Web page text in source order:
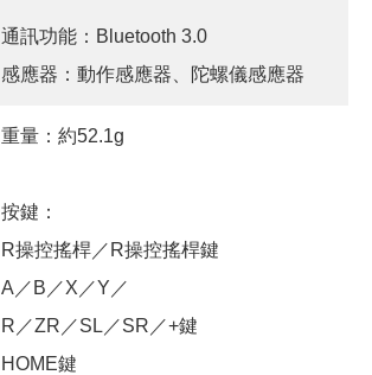
通訊功能：Bluetooth 3.0
感應器：動作感應器、陀螺儀感應器
重量：約52.1g
按鍵：
R操控搖桿／R操控搖桿鍵
A／B／X／Y／
R／ZR／SL／SR／+鍵
HOME鍵